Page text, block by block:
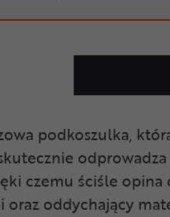
podkoszulka,
czemu ściśle opina
oraz oddychający